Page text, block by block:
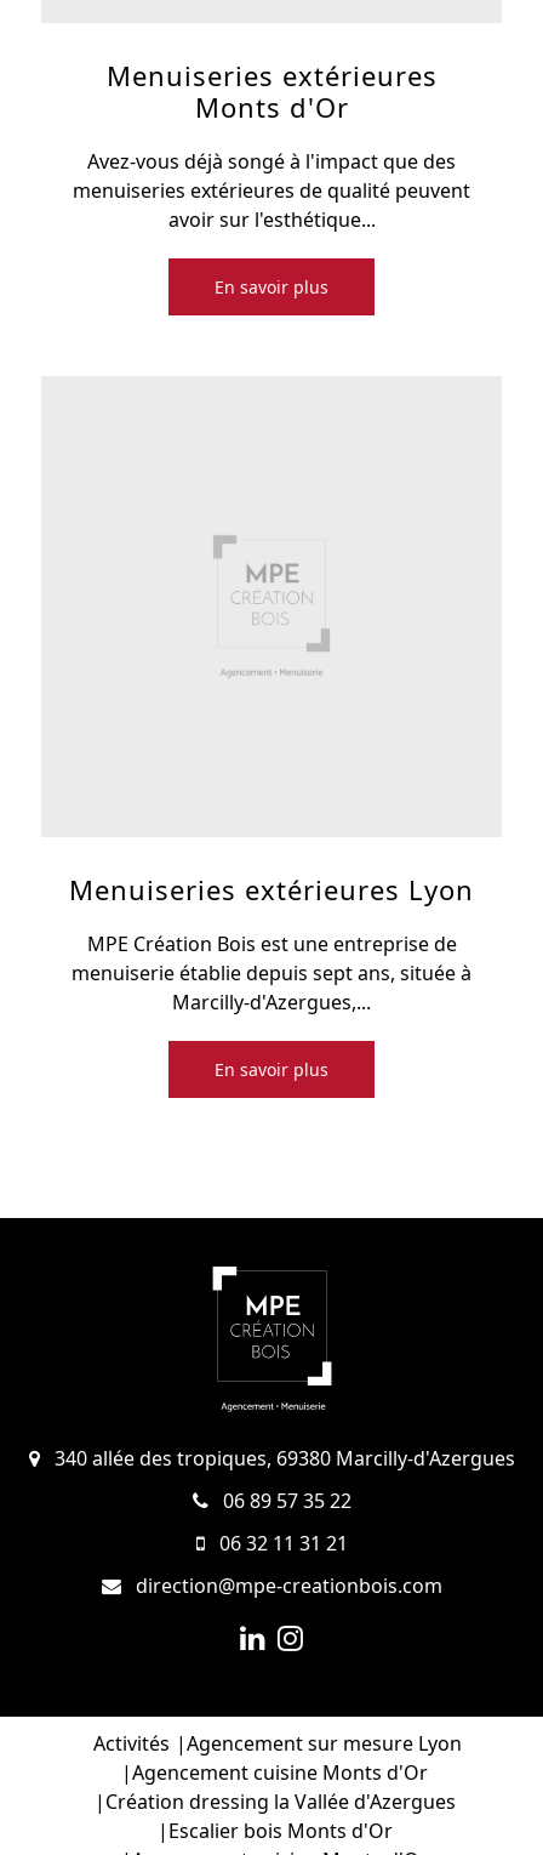
Menuiseries extérieures
Monts d'Or
Avez-vous déjà songé à l'impact que des
menuiseries extérieures de qualité peuvent
avoir sur l'esthétique...
En savoir plus
Menuiseries extérieures Lyon
MPE Création Bois est une entreprise de
menuiserie établie depuis sept ans, située à
Marcilly-d'Azergues,...
En savoir plus
340 allée des tropiques, 69380 Marcilly-d'Azergues
06 89 57 35 22
06 32 11 31 21
direction@mpe-creationbois.com
Activités
Agencement sur mesure Lyon
Agencement cuisine Monts d'Or
Création dressing la Vallée d'Azergues
Escalier bois Monts d'Or